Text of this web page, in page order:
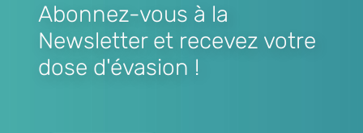
Abonnez-vous à la
Newsletter et recevez votre
dose d'évasion !